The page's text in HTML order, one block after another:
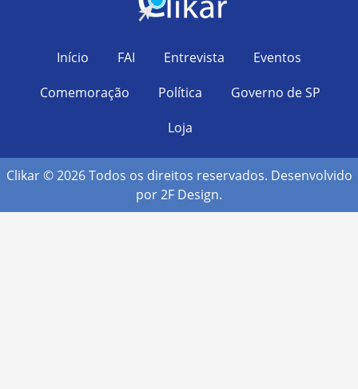
Início FAI Entrevista
Eventos
Comemoração
Política
Governo de SP
Loja
Clikar © 2026 Todos os direitos reservados. Desenvolvido
por2F Design.